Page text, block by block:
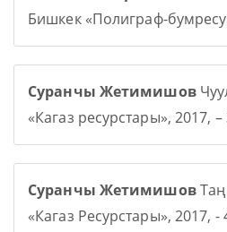
Бишкек «Полиграф-
Суранчы Жетимишов
«Кагаз ресурстары», 2017, –
Суранчы ЖетимишовТаң
«Кагаз Ресурстары», 2017, -